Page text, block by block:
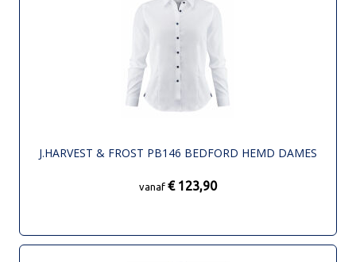
J.HARVEST & FROST PB146 BEDFORD HEMD DAMES
vanaf € 123,90